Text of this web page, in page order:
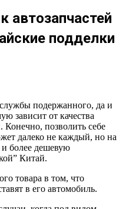
автозапчастей
подделки
подержанного, да и
зависит от качества
Конечно, позволить себе
далеко не каждый, но на
и более дешевую
Китай.
товара в том, что
в его автомобиль.